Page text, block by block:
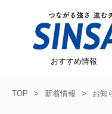
おすすめ情報
TOP > 新着情報 > お知